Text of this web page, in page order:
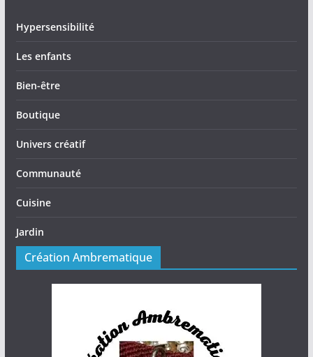
Hypersensibilité
Les enfants
Bien-être
Boutique
Univers créatif
Communauté
Cuisine
Jardin
Création Ambrematique